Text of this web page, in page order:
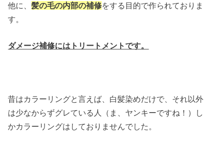
他に、髪の毛の内部の補修をする目的で作られておりま
す。
ダメージ補修にはトリートメントです。
昔はカラーリングと言えば、白髪染めだけで、それ以外
は少なからずグレている人（ま、ヤンキーですね！）し
かカラーリングはしておりませんでした。